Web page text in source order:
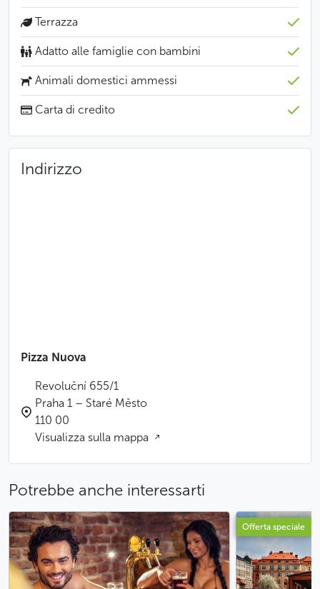
Terrazza
Adatto alle famiglie con bambini
Animali domestici ammessi
Carta di credito
Indirizzo
Pizza Nuova
Revoluční 655/1
Praha 1 – Staré Město
110 00
Visualizza sulla mappa
Potrebbe anche interessarti
Offerta speciale